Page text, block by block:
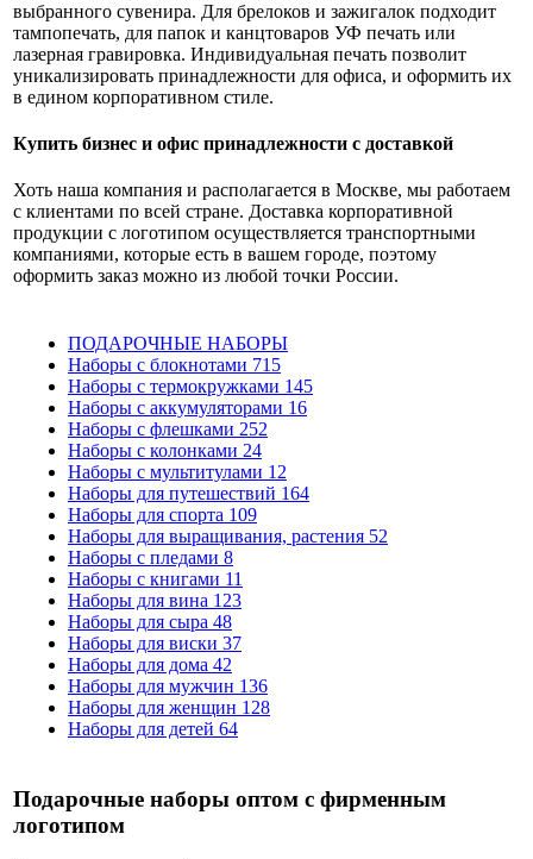
выбранного сувенира. Для брелоков и зажигалок подходит
тампопечать, для папок и канцтоваров УФ печать или
лазерная гравировка. Индивидуальная печать позволит
уникализировать принадлежности для офиса, и оформить их
в едином корпоративном стиле.
Купить бизнес и офис принадлежности с доставкой
Хоть наша компания и располагается в Москве, мы работаем
с клиентами по всей стране. Доставка корпоративной
продукции с логотипом осуществляется транспортными
компаниями, которые есть в вашем городе, поэтому
оформить заказ можно из любой точки России.
ПОДАРОЧНЫЕ НАБОРЫ
Наборы с блокнотами 715
Наборы с термокружками 145
Наборы с аккумуляторами 16
Наборы с флешками 252
Наборы с колонками 24
Наборы с мультитулами 12
Наборы для путешествий 164
Наборы для спорта 109
Наборы для выращивания, растения 52
Наборы с пледами 8
Наборы с книгами 11
Наборы для вина 123
Наборы для сыра 48
Наборы для виски 37
Наборы для дома 42
Наборы для мужчин 136
Наборы для женщин 128
Наборы для детей 64
Подарочные наборы оптом с фирменным
логотипом